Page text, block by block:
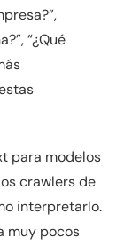
“¿Qué
para modelos
crawlers de
interpretarlo.
muy pocos